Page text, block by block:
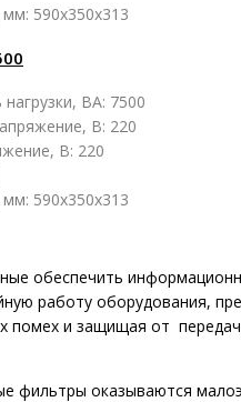
590x350x313
ВА: 7500
В: 220
В: 220
590x350x313
обеспечить
работу оборудования,
помех и защищая от
фильтры оказываются